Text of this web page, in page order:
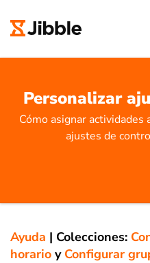
Personalizar
Cómo asignar
ajustes de
Ayuda | Colecciones:
horario y Configurar